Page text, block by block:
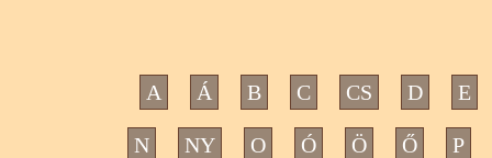
A Á B C CS D E
N NY O Ó Ö Ő P